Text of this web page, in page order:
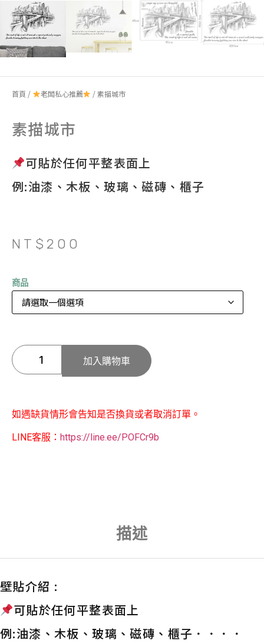
首頁 / 老闆私心推薦 / 素描城市
素描城市
可貼於任何平整表面上
例:油漆、木板、玻璃、磁磚、櫃子
NT$ 200
商品
加入購物車
如遇缺貨情形會告知是否換貨或者取消訂單。
LINE客服： https://line.ee/POFCr9b
描述
壁貼介紹 :
可貼於任何平整表面上
例:油漆、木板、玻璃、磁磚、櫃子．．．．